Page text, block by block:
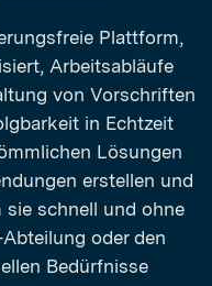
Plattform,
Arbeitsabläufe
von Vorschriften
in Echtzeit
Lösungen
erstellen und
schnell und ohne
oder den
Bedürfnisse